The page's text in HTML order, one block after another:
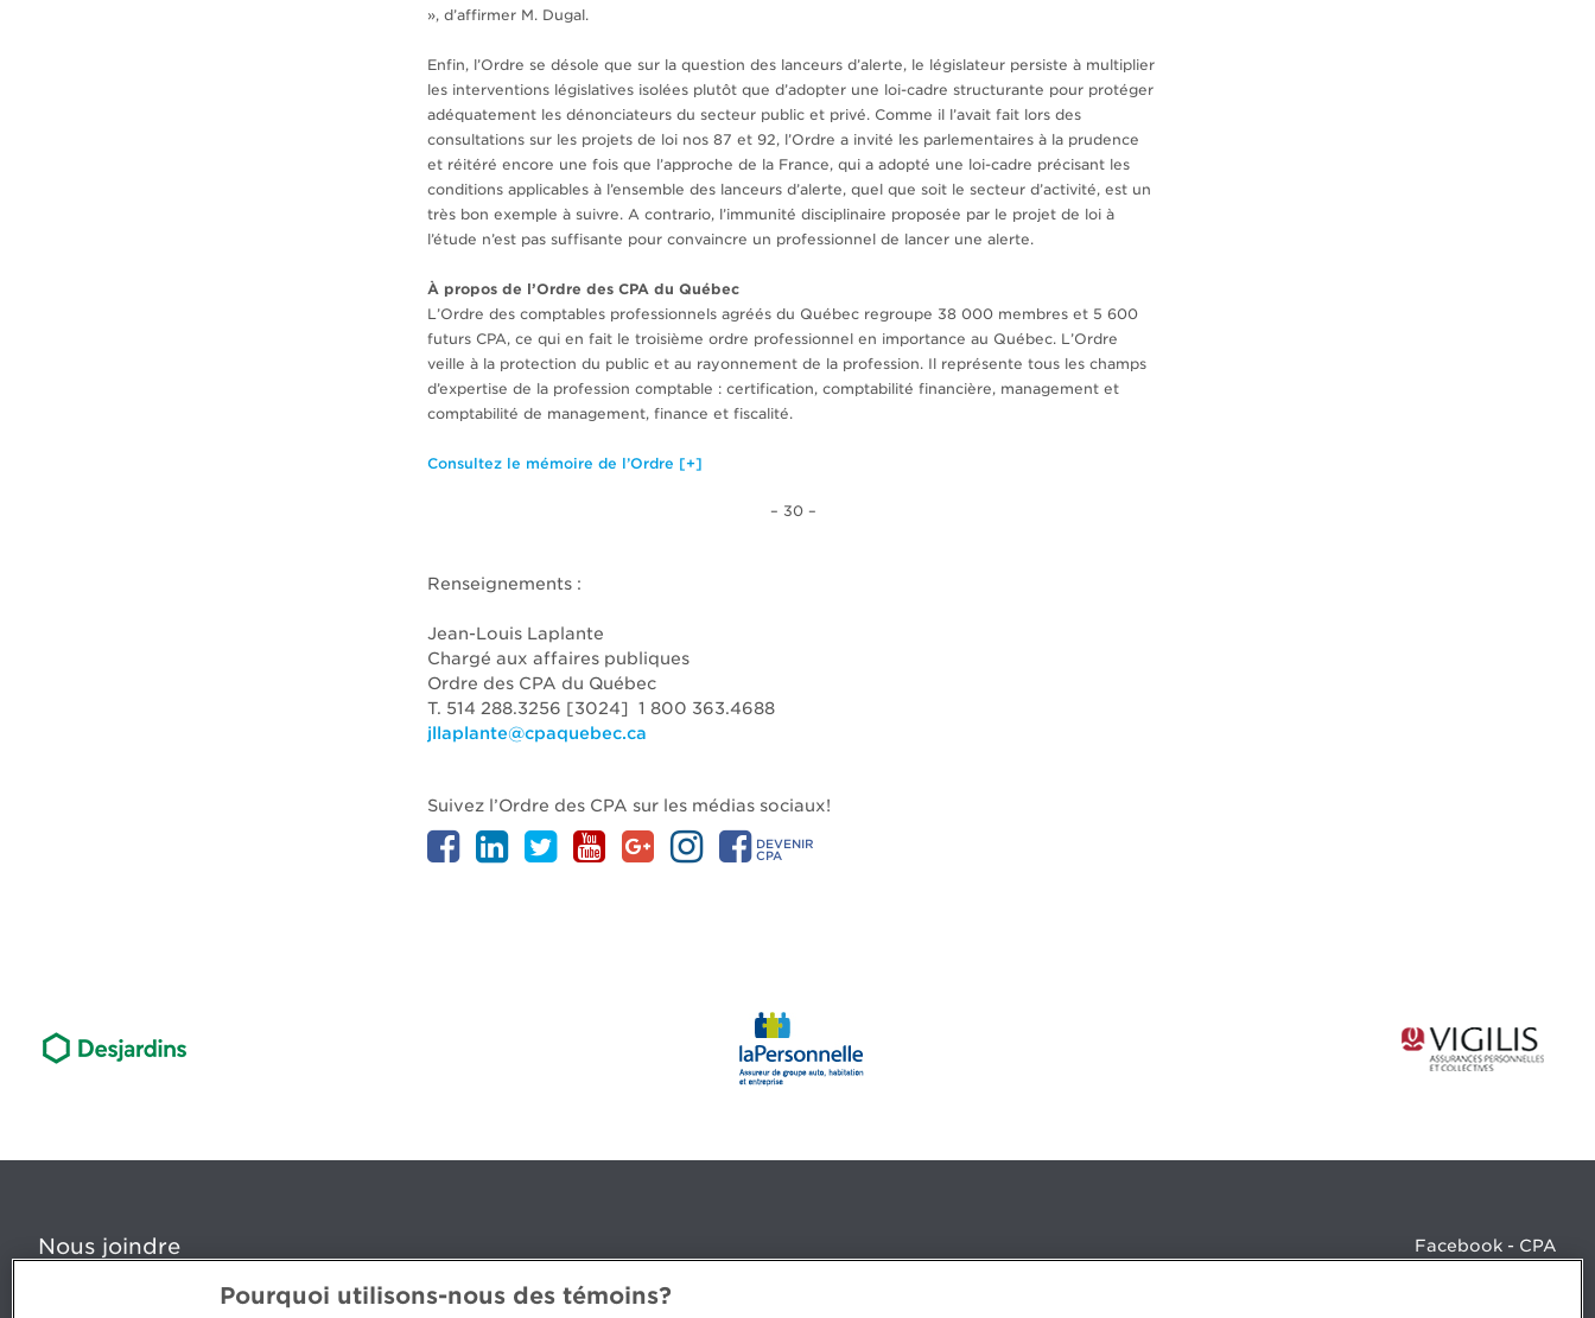
», d’affirmer M. Dugal.
Enfin, l’Ordre se désole que sur la question des lanceurs d’alerte, le législateur persiste à multiplier
les interventions législatives isolées plutôt que d’adopter une loi-cadre structurante pour protéger
adéquatement les dénonciateurs du secteur public et privé. Comme il l’avait fait lors des
consultations sur les projets de loi nos 87 et 92, l’Ordre a invité les parlementaires à la prudence
et réitéré encore une fois que l’approche de la France, qui a adopté une loi-cadre précisant les
conditions applicables à l’ensemble des lanceurs d’alerte, quel que soit le secteur d’activité, est un
très bon exemple à suivre. A contrario, l’immunité disciplinaire proposée par le projet de loi à
l’étude n’est pas suffisante pour convaincre un professionnel de lancer une alerte.
À propos de l’Ordre des CPA du Québec
L’Ordre des comptables professionnels agréés du Québec regroupe 38 000 membres et 5 600
futurs CPA, ce qui en fait le troisième ordre professionnel en importance au Québec. L’Ordre
veille à la protection du public et au rayonnement de la profession. Il représente tous les champs
d’expertise de la profession comptable : certification, comptabilité financière, management et
comptabilité de management, finance et fiscalité.
Consultez le mémoire de l’Ordre [+]
– 30 –
Renseignements :
Jean-Louis Laplante
Chargé aux affaires publiques
Ordre des CPA du Québec
T. 514 288.3256 [3024] 1 800 363.4688
jllaplante@cpaquebec.ca
Suivez l’Ordre des CPA sur les médias sociaux!
DEVENIR
CPA
Nous joindre
5, Place Ville Marie, bureau 800, Montréal (Québec) H3B 2G2
Facebook - CPA
Pourquoi utilisons-nous des témoins?